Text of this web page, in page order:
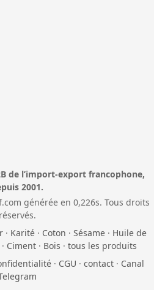
de l’import-export francophone,
2001.
générée en 0,226s. Tous droits
réservés.
· Karité · Coton · Sésame · Huile de
Ciment· Bois · tous les produits
· CGU · contact · Canal